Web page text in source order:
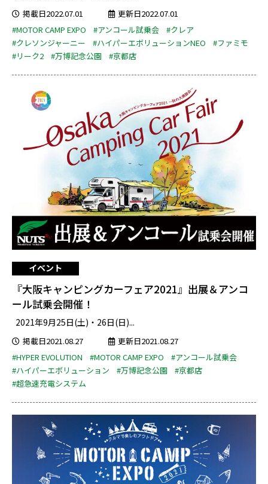
掲載日2022.07.01
更新日2022.07.01
#MOTOR CAMP EXPO
#アンコール試乗会
#クレア
#クレソンジャーニー
#ハイパーエボリューションNEO
#ファミモ
#リーク2
#万博記念公園 #京都店
イベント
『大阪キャンピングカーフェア2021』出展＆アンコ
ール試乗会開催！
2021年9月25日(土)・26日(日)...
掲載日2021.08.27
更新日2021.08.27
#HYPER EVOLUTION
#MOTOR CAMP EXPO
#アンコール試乗会
#ハイパーエボリューション
#万博記念公園
#京都店
#超急速充電システム